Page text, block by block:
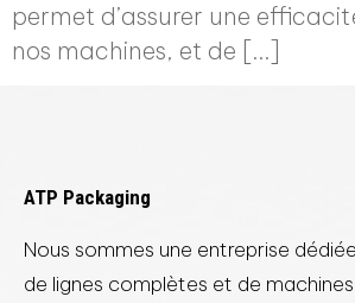
permet d’assurer une
nos machines, et de […]
ATP Packaging
Nous sommes une entreprise
de lignes complètes et de machines